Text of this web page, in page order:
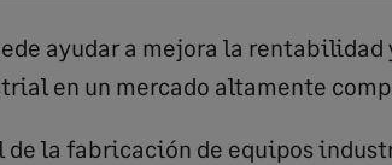
ayudar a mejora la
en un mercado altamente
de la fabricación de equipos